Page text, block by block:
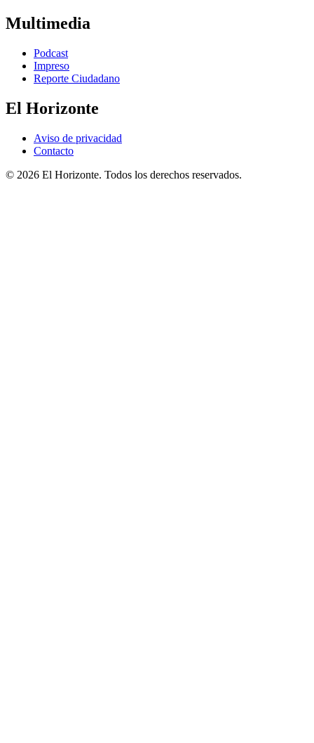
Multimedia
Podcast
Impreso
Reporte Ciudadano
El Horizonte
Aviso de privacidad
Contacto
© 2026 El Horizonte. Todos los derechos reservados.